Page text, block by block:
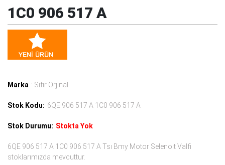
1C0 906 517 A
Marka : Sıfır Orjinal
Stok Kodu: 6QE 906 517 A 1C0 906 517 A
Stok Durumu: Stokta Yok
6QE 906 517 A 1C0 906 517 A Tsı Bmy Motor Selenoit Valfi
stoklarımızda mevcuttur.